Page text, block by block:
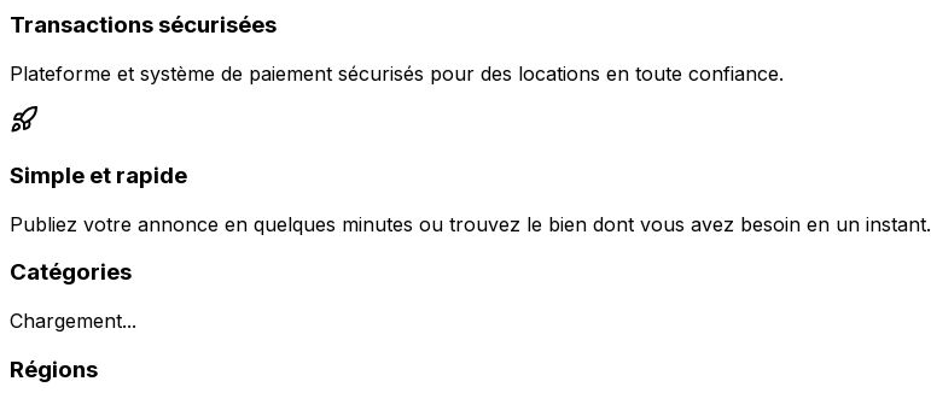
Transactions sécurisées
Plateforme et système de paiement sécurisés pour des locations en toute confiance.
Simple et rapide
Publiez votre annonce en quelques minutes ou trouvez le bien dont vous avez besoin en un instant.
Catégories
Chargement...
Régions